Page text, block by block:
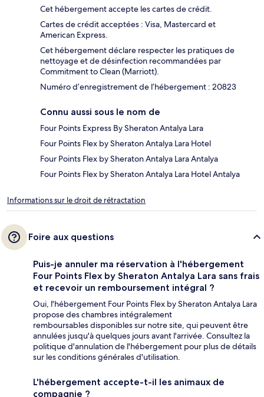
Cet hébergement accepte les cartes de crédit.
Cartes de crédit acceptées : Visa, Mastercard et
American Express.
Cet hébergement déclare respecter les pratiques de
nettoyage et de désinfection recommandées par
Commitment to Clean (Marriott).
Numéro d’enregistrement de l’hébergement : 20823
Connu aussi sous le nom de
Four Points Express By Sheraton Antalya Lara
Four Points Flex by Sheraton Antalya Lara Hotel
Four Points Flex by Sheraton Antalya Lara Antalya
Four Points Flex by Sheraton Antalya Lara Hotel Antalya
Informations sur le droit de rétractation
Foire aux questions
Puis-je annuler ma réservation à l'hébergement
Four Points Flex by Sheraton Antalya Lara sans frais
et recevoir un remboursement intégral ?
Oui, l'hébergement Four Points Flex by Sheraton Antalya Lara
propose des chambres intégralement
remboursables disponibles sur notre site, qui peuvent être
annulées jusqu'à quelques jours avant l'arrivée. Consultez la
politique d'annulation de l'hébergement pour plus de détails
sur les conditions générales d'utilisation.
L'hébergement accepte-t-il les animaux de
compagnie ?